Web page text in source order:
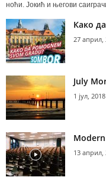
ноћи. Јокић и његови
Како
27 април,
July
1 јул, 2018
13 април,